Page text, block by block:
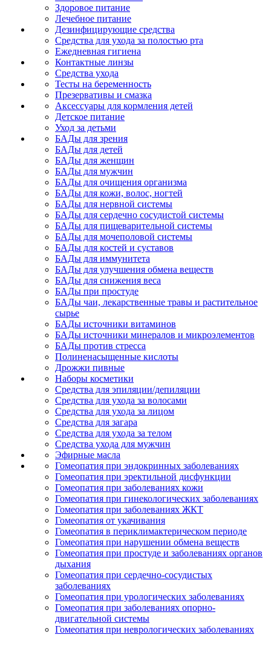
Здоровое питание
Лечебное питание
Дезинфицирующие средства
Средства для ухода за полостью рта
Ежедневная гигиена
Контактные линзы
Средства ухода
Тесты на беременность
Презервативы и смазка
Аксессуары для кормления детей
Детское питание
Уход за детьми
БАДы для зрения
БАДы для детей
БАДы для женщин
БАДы для мужчин
БАДы для очищения организма
БАДы для кожи, волос, ногтей
БАДы для нервной системы
БАДы для сердечно сосудистой системы
БАДы для пищеварительной системы
БАДы для мочеполовой системы
БАДы для костей и суставов
БАДы для иммунитета
БАДы для улучшения обмена веществ
БАДы для снижения веса
БАДы при простуде
БАДы чаи, лекарственные травы и растительное
сырье
БАДы источники витаминов
БАДы источники минералов и микроэлементов
БАДы против стресса
Полиненасыщенные кислоты
Дрожжи пивные
Наборы косметики
Средства для эпиляции/депиляции
Средства для ухода за волосами
Средства для ухода за лицом
Средства для загара
Средства для ухода за телом
Средства ухода для мужчин
Эфирные масла
Гомеопатия при эндокринных заболеваниях
Гомеопатия при эректильной дисфункции
Гомеопатия при заболеваниях кожи
Гомеопатия при гинекологических заболеваниях
Гомеопатия при заболеваниях ЖКТ
Гомеопатия от укачивания
Гомеопатия в периклимактерическом периоде
Гомеопатия при нарушении обмена веществ
Гомеопатия при простуде и заболеваниях органов
дыхания
Гомеопатия при сердечно-сосудистых
заболеваниях
Гомеопатия при урологических заболеваниях
Гомеопатия при заболеваниях опорно-
двигательной системы
Гомеопатия при неврологических заболеваниях